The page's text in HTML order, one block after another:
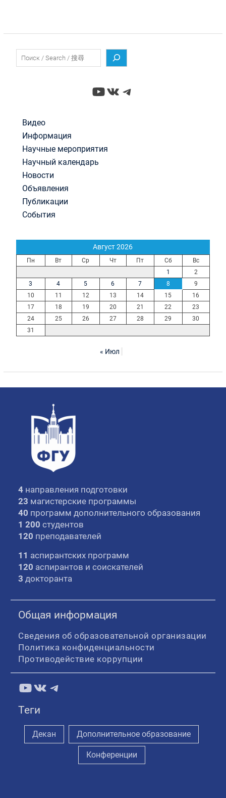
YouTube
ВКонтакте
Telegram
Видео
Информация
Научные мероприятия
Научный календарь
Новости
Объявления
Публикации
События
Август 2026
Пн Вт Ср Чт Пт Сб
Вс
1
2
3
4 5 6 7 8
9
10
11 12 13 14 15
16
17
18 19 20 21 22
23
24
25 26 27 28 29
30
31
« Июл
4 направления подготовки
23 магистерские программы
40 программ дополнительного образования
1 200 студентов
120 преподавателей
11 аспирантских программ
120 аспирантов и соискателей
3 докторанта
Общая информация
Сведения об образовательной организации
Политика конфиденциальности
Противодействие коррупции
YouTube
ВКонтакте
Telegram
Теги
Декан Дополнительное образование
Конференции